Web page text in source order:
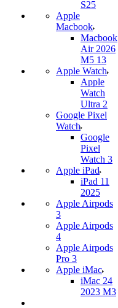
S25
Apple
Macbook
Macbook
Air 2026
M5 13
Apple Watch
Apple
Watch
Ultra 2
Google Pixel
Watch
Google
Pixel
Watch 3
Apple iPad
iPad 11
2025
Apple Airpods
3
Apple Airpods
4
Apple Airpods
Pro 3
Apple iMac
iMac 24
2023 M3